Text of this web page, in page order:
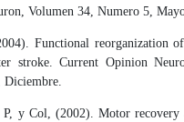
Volumen 34, Numero 5,
Functional reorganization
stroke. Current Opinion
y Col, (2002). Motor recovery